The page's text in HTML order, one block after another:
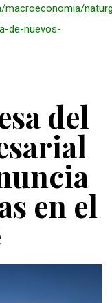
macroeconomia/
de-nuevos-
del
en el